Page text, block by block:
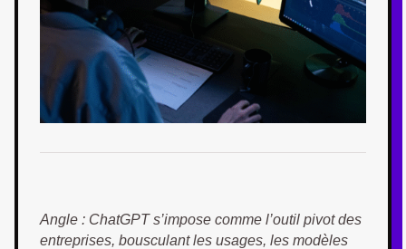
Angle : ChatGPT s’impose comme l’outil pivot des
entreprises, bousculant les usages, les modèles